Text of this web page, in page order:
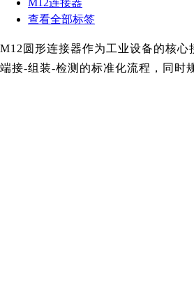
M12连接器
查看全部标签
M12圆形连接器作为工业设备的核
端接-组装-检测的标准化流程，同时